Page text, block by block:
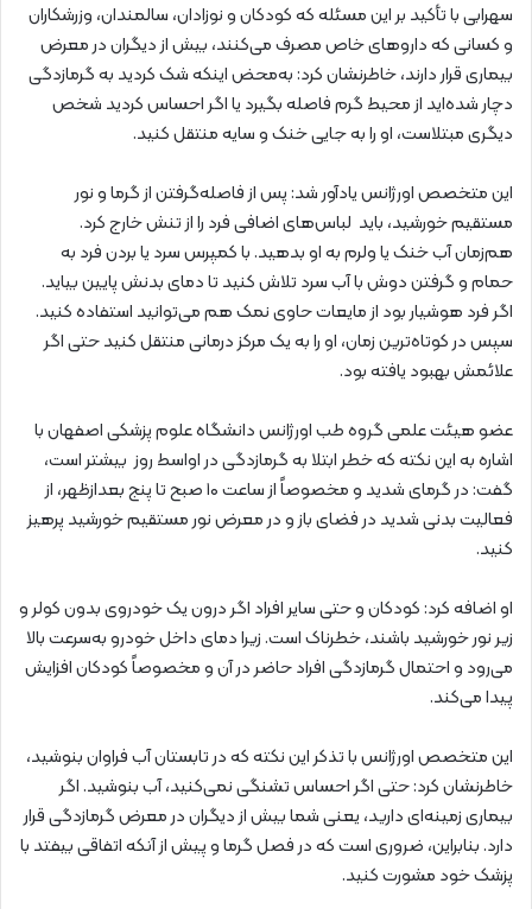
سهرابی با تأکید بر این مسئله که کودکان و نوزادان، سالمندان، وزرشکاران
و کسانی که داروهای خاص مصرف می‌کنند، بیش از دیگران در معرض
بیماری قرار دارند، خاطرنشان کرد: به‌محض اینکه شک کردید به گرمازدگی
دچار شده‌اید از محیط گرم فاصله بگیرد یا اگر احساس کردید شخص
دیگری مبتلاست، او را به جایی خنک و سایه منتقل کنید.
این متخصص اورژانس یادآور شد: پس از فاصله‌گرفتن از گرما و نور
مستقیم خورشید، باید لباس‌های اضافی فرد را از تنش خارج کرد.
هم‌زمان آب خنک یا ولرم به او بدهید. با کمپرس سرد یا بردن فرد به
حمام و گرفتن دوش با آب سرد تلاش کنید تا دمای بدنش پایین بیاید.
اگر فرد هوشیار بود از مایعات حاوی نمک هم می‌توانید استفاده کنید.
سپس در کوتاه‌ترین زمان، او را به یک مرکز درمانی منتقل کنید حتی اگر
علائمش بهبود یافته بود.
عضو هیئت علمی گروه طب اورژانس دانشگاه علوم‌ پزشکی اصفهان با
اشاره به این نکته که خطر ابتلا به گرمازدگی در اواسط روز بیشتر است،
گفت: در گرمای شدید و مخصوصاً از ساعت ۱۰ صبح تا پنج بعدازظهر، از
فعالیت بدنی شدید در فضای باز و در معرض نور مستقیم خورشید پرهیز
کنید.
او اضافه کرد: کودکان و حتی سایر افراد اگر درون یک خودروی بدون کولر و
زیر نور خورشید باشند، خطرناک است. زیرا دمای داخل خودرو به‌سرعت بالا
می‌رود و احتمال گرمازدگی افراد حاضر در آن و مخصوصاً کودکان افزایش
پیدا می‌کند.
این متخصص اورژانس با تذکر این نکته که در تابستان آب فراوان بنوشید،
خاطرنشان کرد: حتی اگر احساس تشنگی نمی‌کنید، آب بنوشید. اگر
بیماری زمینه‌ای دارید، یعنی شما بیش از دیگران در معرض گرمازدگی قرار
دارد. بنابراین، ضروری است که در فصل گرما و پیش از آنکه اتفاقی بیفتد با
پزشک خود مشورت کنید.